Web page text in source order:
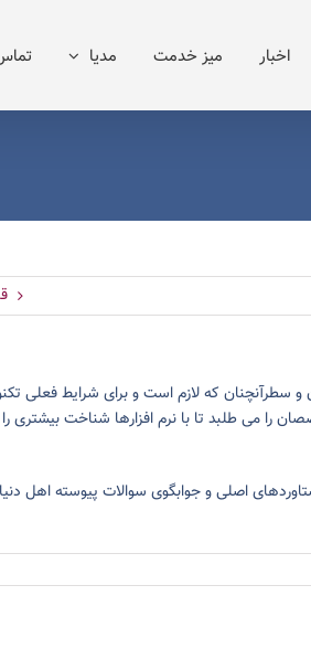
اخبار میز خدمت مدیا
که لازم است و برای شرایط فعلی
را می طلبد تا با نرم افزارها شناخت بیشتری را
اصلی و جوابگوی سوالات پیوسته اهل